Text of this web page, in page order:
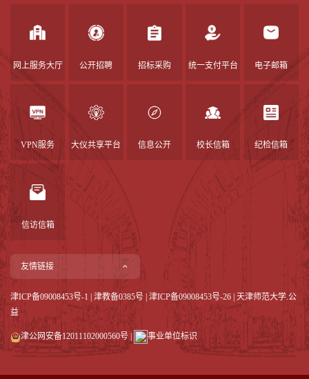
网上服务大厅 公开招聘 招标采购 统一支付平台 电子邮箱
VPN服务 大仪共享平台 信息公开 校长信箱 纪检信箱
信访信箱
友情链接
津ICP备09008453号-1 津教备0385号 | 津ICP备09008453号-26 | 天津师范大学.公
益
津公网安备12011102000560号 事业单位标识